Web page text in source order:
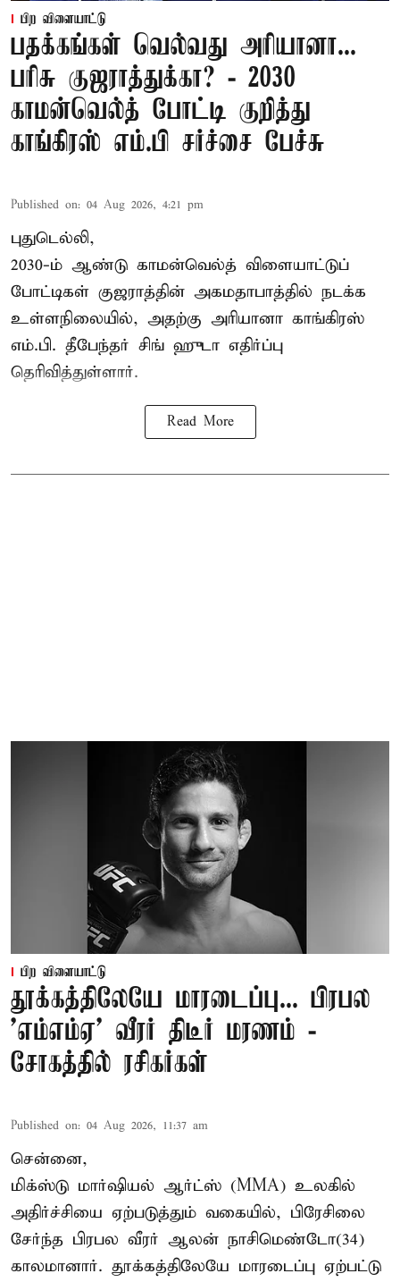
பிற விளையாட்டு
பதக்கங்கள் வெல்வது அரியானா...
பரிசு குஜராத்துக்கா? - 2030
காமன்வெல்த் போட்டி குறித்து
காங்கிரஸ் எம்.பி சர்ச்சை பேச்சு
Published on: 04 Aug 2026, 4:21 pm
புதுடெல்லி,
2030-ம் ஆண்டு காமன்வெல்த் விளையாட்டுப்
போட்டிகள் குஜராத்தின் அகமதாபாத்தில் நடக்க
உள்ளநிலையில், அதற்கு அரியானா காங்கிரஸ்
எம்.பி. தீபேந்தர் சிங் ஹுடா எதிர்ப்பு
தெரிவித்துள்ளார்.
Read More
பிற விளையாட்டு
தூக்கத்திலேயே மாரடைப்பு... பிரபல
’எம்எம்ஏ’ வீரர் திடீர் மரணம் -
சோகத்தில் ரசிகர்கள்
Published on: 04 Aug 2026, 11:37 am
சென்னை,
மிக்ஸ்டு மார்ஷியல் ஆர்ட்ஸ் (MMA) உலகில்
அதிர்ச்சியை ஏற்படுத்தும் வகையில், பிரேசிலை
சேர்ந்த பிரபல வீரர் ஆலன் நாசிமெண்டோ(34)
காலமானார். தூக்கத்திலேயே மாரடைப்பு ஏற்பட்டு